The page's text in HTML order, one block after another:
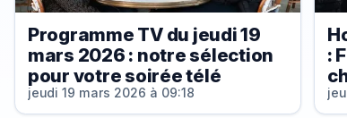
Programme TV du jeudi 19
mars 2026 : notre sélection
pour votre soirée télé
jeudi 19 mars 2026 à 09:18
: